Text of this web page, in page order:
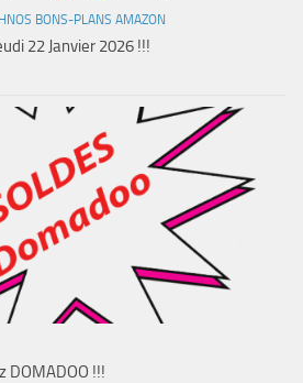
BONS-PLANS AMAZON
22 Janvier 2026 !!!
DOMADOO !!!